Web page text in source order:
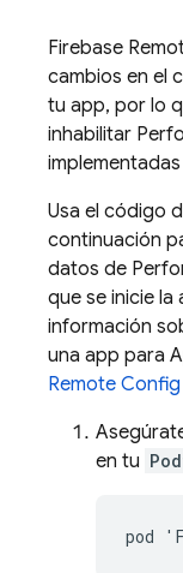
Firebase
cambios en el
tu app, por lo
inhabilitar
Usa el código
continuación
datos de
que se inicie
información
una app para
Remote Config
en tu